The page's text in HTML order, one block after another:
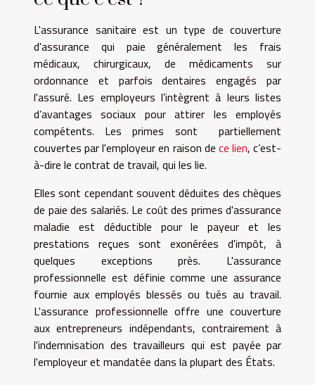
L'assurance sanitaire est un type de couverture
d'assurance qui paie généralement les frais
médicaux, chirurgicaux, de médicaments sur
ordonnance et parfois dentaires engagés par
l'assuré. Les employeurs l’intègrent à leurs listes
d’avantages sociaux pour attirer les employés
compétents. Les primes sont partiellement
couvertes par l'employeur en raison de ce lien, c’est-
à-dire le contrat de travail, qui les lie.
Elles sont cependant souvent déduites des chèques
de paie des salariés. Le coût des primes d'assurance
maladie est déductible pour le payeur et les
prestations reçues sont exonérées d'impôt, à
quelques exceptions près. L'assurance
professionnelle est définie comme une assurance
fournie aux employés blessés ou tués au travail.
L'assurance professionnelle offre une couverture
aux entrepreneurs indépendants, contrairement à
l'indemnisation des travailleurs qui est payée par
l'employeur et mandatée dans la plupart des États.